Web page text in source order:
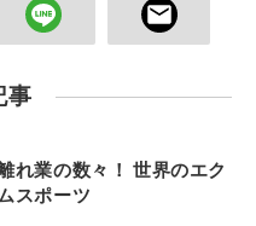
事
れ業の数々！ 世界のエク
スポーツ